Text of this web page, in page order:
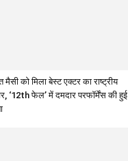
मैसी को मिला बेस्ट एक्टर का राष्ट्रीय
‘12th फेल’ में दमदार परफॉर्मेंस की हुई